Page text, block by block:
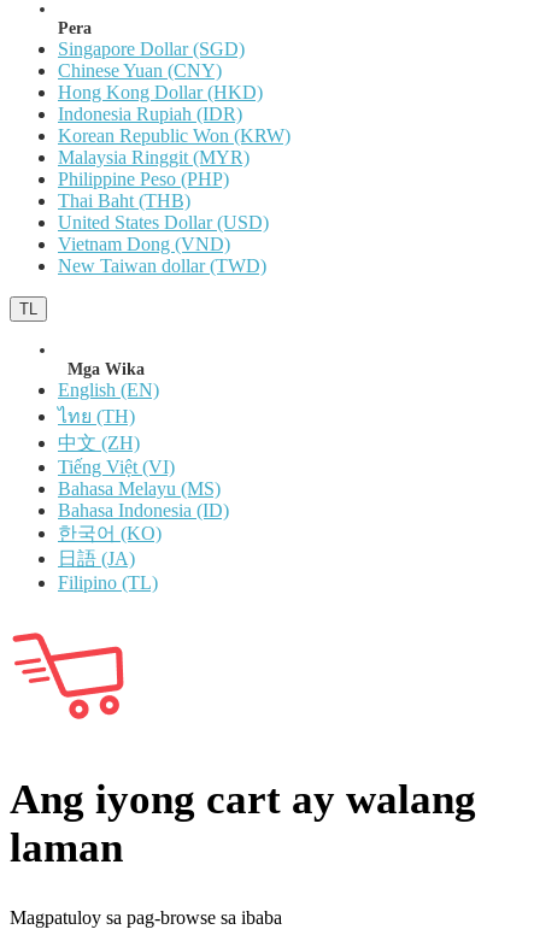
Pera
Singapore Dollar (SGD)
Chinese Yuan (CNY)
Hong Kong Dollar (HKD)
Indonesia Rupiah (IDR)
Korean Republic Won (KRW)
Malaysia Ringgit (MYR)
Philippine Peso (PHP)
Thai Baht (THB)
United States Dollar (USD)
Vietnam Dong (VND)
New Taiwan dollar (TWD)
TL
Mga Wika
English (EN)
ไทย (TH)
中文 (ZH)
Tiếng Việt (VI)
Bahasa Melayu (MS)
Bahasa Indonesia (ID)
한국어 (KO)
日語 (JA)
Filipino (TL)
Ang iyong cart ay walang
laman
Magpatuloy sa pag-browse sa ibaba